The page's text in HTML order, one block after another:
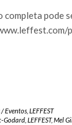
completa pode
Eventos, LEFFEST
Godard, LEFFEST,Mel